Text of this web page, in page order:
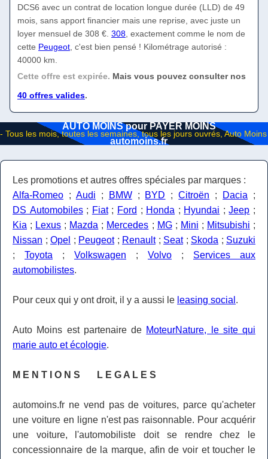
DCS6 avec un contrat de location longue durée (LLD) de 49
mois, sans apport financier mais une reprise, avec juste un
loyer mensuel de 308 €. 308, exactement comme le nom de
cette Peugeot, c'est bien pensé ! Kilométrage autorisé :
40000 km.
Cette offre est expirée. Mais vous pouvez consulter nos
40 offres valides.
AUTO MOINS pour PAYER MOINS
automoins.fr
Les promotions et autres offres spéciales par marques :
Alfa-Romeo ; Audi ; BMW; BYD ;Citroën ; Dacia ;
DS Automobiles; Fiat; Ford ; Honda ; Hyundai ;Jeep ;
Kia ; Lexus ; Mazda ; Mercedes ; MG; Mini ; Mitsubishi ;
Nissan ; Opel ; Peugeot; Renault; Seat; Skoda ; Suzuki
; Toyota ; Volkswagen ; Volvo ; Services aux
automobilistes.
Pour ceux qui y ont droit, il y a aussi le leasing social .
Auto Moins est partenaire de MoteurNature, le site qui
marie auto et écologie.
M E N T I O N S L E G A L E S
automoins.fr ne vend pas de voitures, parce qu'acheter
une voiture en ligne n'est pas raisonnable. Pour acquérir
une voiture, l'automobiliste doit se rendre chez le
concessionnaire de la marque, afin de voir et toucher le